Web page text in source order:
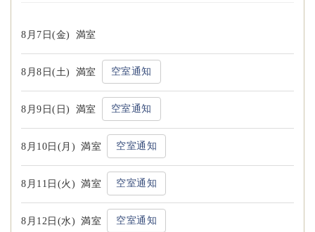
8月7日(金) 満室
8月8日(土) 満室 空室通知
8月9日(日) 満室 空室通知
8月10日(月) 満室 空室通知
8月11日(火) 満室 空室通知
8月12日(水) 満室 空室通知